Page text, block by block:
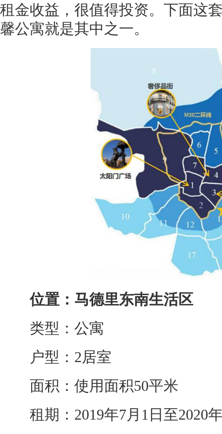
租金收益，很值得投资。下面这
馨公寓就是其中之一。
位置：马德里东南生活区
类型：公寓
户型：2居室
面积：使用面积50平米
租期：2019年7月1日至2020